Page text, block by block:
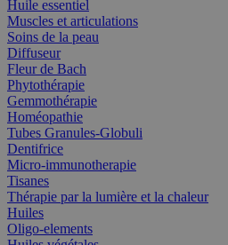
Huile essentiel
Muscles et articulations
Soins de la peau
Diffuseur
Fleur de Bach
Phytothérapie
Gemmothérapie
Homéopathie
Tubes Granules-Globuli
Dentifrice
Micro-immunotherapie
Tisanes
Thérapie par la lumière et la chaleur
Huiles
Oligo-elements